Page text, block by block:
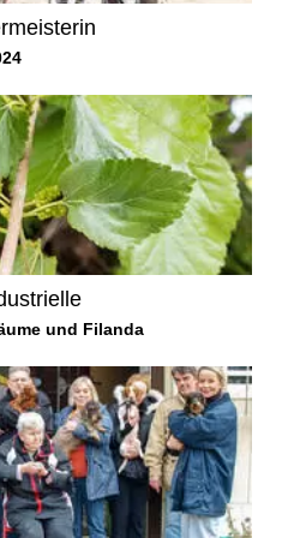
und Filanda